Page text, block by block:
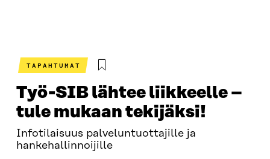
TAPAHTUMAT
Työ-SIB lähtee liikkeelle –
tule mukaan tekijäksi!
Infotilaisuus palveluntuottajille ja
hankehallinnoijille